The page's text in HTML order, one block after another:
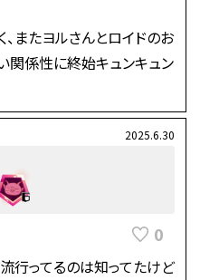
またヨルさんとロイドのお
関係性に終始キュンキュン
2025.6.30
0
行ってるのは知ってたけど